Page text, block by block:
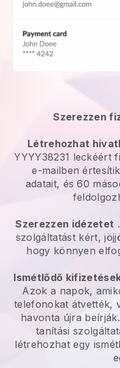
Szerezzen
Létrehozhat
YYYY38231 leckéért
e-mailben
adatait, és 60
Szerezzen idézetet
szolgáltatást kért,
hogy könnyen
Ismétlődő
Azok a napok,
telefonokat átvették,
havonta újra
tanítási
létrehozhat egy